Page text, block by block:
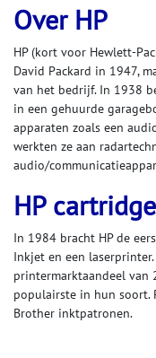
Over HP
HP (kort voor Hewlett-
David Packard in 1947,
van het bedrijf. In 1938
in een gehuurde
apparaten zoals een
werkten ze aan
audio/
HP
In 1984 bracht HP de
Inkjet en een
printermarktaandeel van
populairste in hun soort.
Brother inktpatronen.